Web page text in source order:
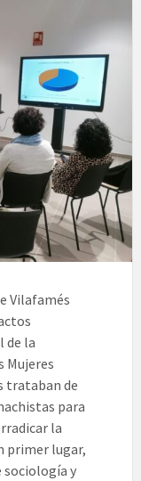
Vilafamés
de la
Mujeres
trataban de
para
la
primer lugar,
sociología y